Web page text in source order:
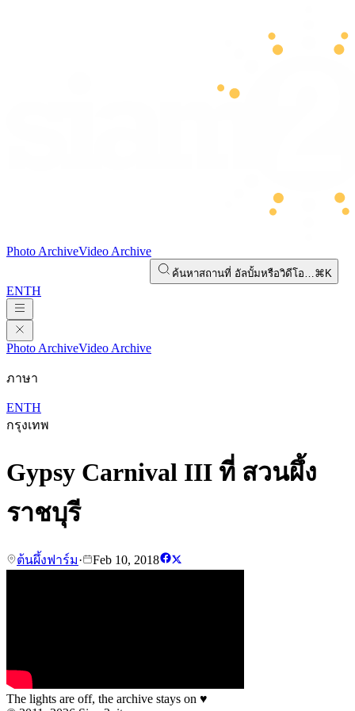
Photo ArchiveVideo Archive
ค้นหาสถานที่ อัลบั้มหรือวิดีโอ…⌘K
ENTH
Photo ArchiveVideo Archive
ภาษา
ENTH
กรุงเทพ
Gypsy Carnival III ที่ สวนผึ้ง
ราชบุรี
ต้นผึ้งฟาร์ม· Feb 10, 2018
The lights are off, the archive stays on ♥